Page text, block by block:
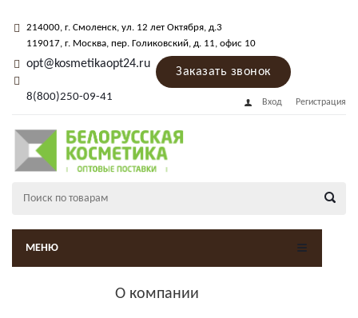
214000, г. Смоленск, ул. 12 лет Октября, д.3
119017, г. Москва, пер. Голиковский, д. 11, офис 10
opt@kosmetikaopt24.ru
8(800)250-09-41
Заказать звонок
Вход Регистрация
МЕНЮ
О компании